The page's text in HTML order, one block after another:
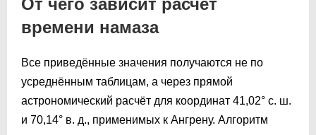
времени намаза
Все приведённые значения получаются не по
усреднённым таблицам, а через прямой
астрономический расчёт для координат 41,02° с. ш.
и 70,14° в. д., применимых к Ангрену. Алгоритм